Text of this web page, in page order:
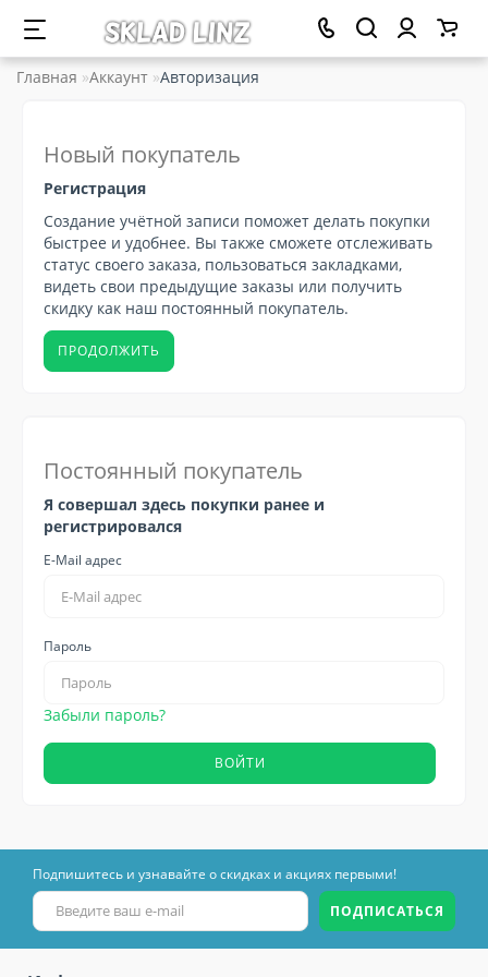
Главная Аккаунт Авторизация
Новый покупатель
Регистрация
Создание учётной записи поможет делать покупки
быстрее и удобнее. Вы также сможете отслеживать
статус своего заказа, пользоваться закладками,
видеть свои предыдущие заказы или получить
скидку как наш постоянный покупатель.
ПРОДОЛЖИТЬ
Постоянный покупатель
Я совершал здесь покупки ранее и
регистрировался
E-Mail адрес
Пароль
Забыли пароль?
Подпишитесь и узнавайте о скидках и акциях первыми!
ПОДПИСАТЬСЯ